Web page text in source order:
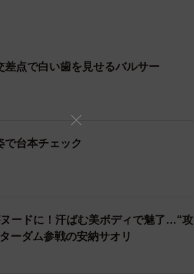
差点で白い歯を見せるバルサー
で台本チェック
ードに！汗ばむ美ボディで魅了…“攻
ーダム参戦の安納サオリ